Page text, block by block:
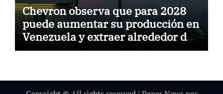
Chevron observa que para 2028
puede aumentar su producción en
Venezuela y extraer alrededor de
420.000 barriles diarios